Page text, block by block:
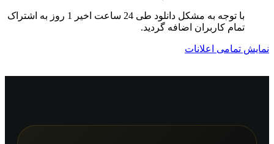
با توجه به مشکل دانلود طی 24 ساعت اخیر 1 روز به اشتراک
تمام کاربران اضافه گردید.
نمایش تمامی اعلانات